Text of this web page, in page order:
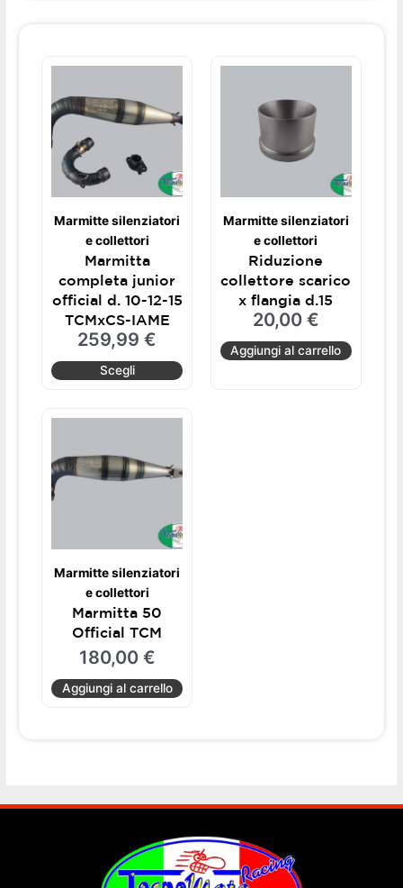
Marmitte silenziatori
e collettori
Marmitta
completa junior
official d. 10-12-15
TCMxCS-IAME
259,99€
Scegli
Questo
ha
più
Le
essere
scelte
nella
pagina
del
prodotto
Marmitte silenziatori
e collettori
Riduzione
collettore scarico
x flangia d.15
20,00 €
Aggiungi al carrello
Marmitte silenziatori
e collettori
Marmitta 50
Official TCM
180,00 €
Aggiungi al carrello